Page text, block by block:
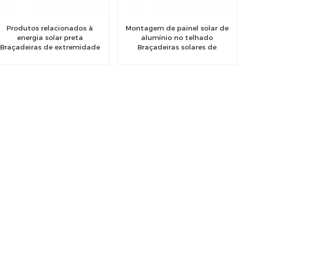
Produtos relacionados à
energia solar preta
Braçadeiras de extremidade
Montagem de painel solar de
alumínio no telhado
Braçadeiras solares de